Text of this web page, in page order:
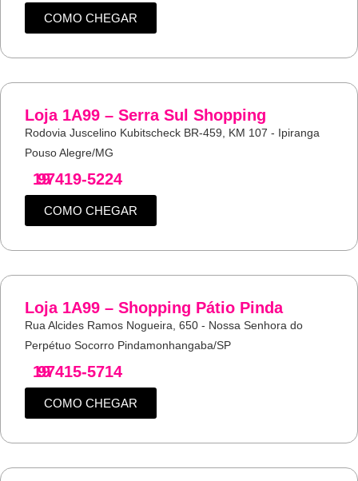
COMO CHEGAR
Loja 1A99 – Serra Sul Shopping
Rodovia Juscelino Kubitscheck BR-459, KM 107 - Ipiranga
Pouso Alegre/MG
19
97419-5224
COMO CHEGAR
Loja 1A99 – Shopping Pátio Pinda
Rua Alcides Ramos Nogueira, 650 - Nossa Senhora do
Perpétuo Socorro Pindamonhangaba/SP
19
97415-5714
COMO CHEGAR